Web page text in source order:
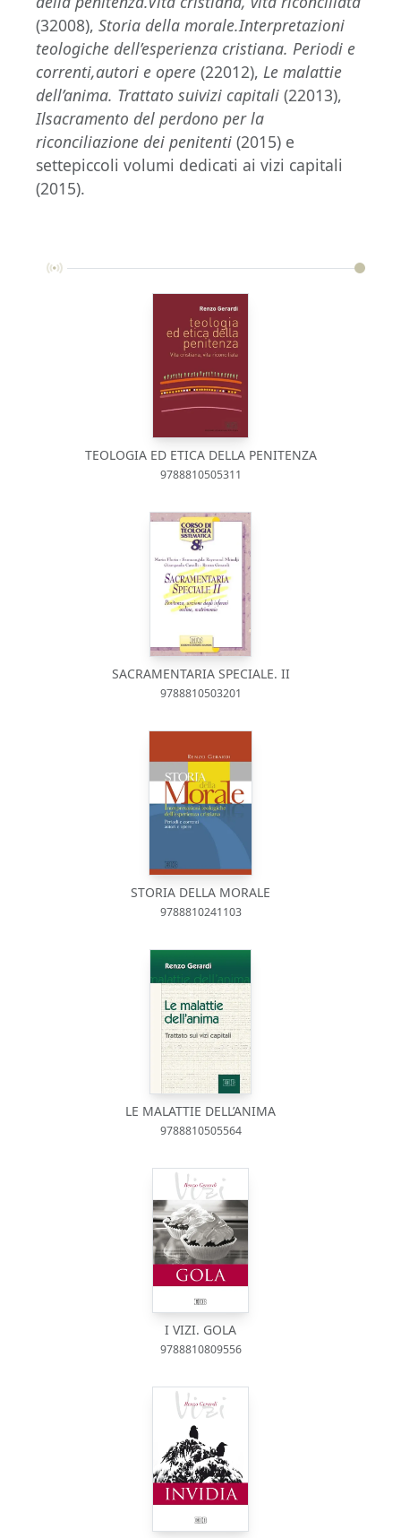
(32008), Storia della morale.Interpretazioni
teologiche dell’esperienza cristiana. Periodi e
correnti,autori e opere (22012), Le malattie
dell’anima. Trattato suivizi capitali (22013),
Ilsacramento del perdono per la
riconciliazione dei penitenti (2015) e
settepiccoli volumi dedicati ai vizi capitali
(2015).
TEOLOGIA ED ETICA DELLA PENITENZA
9788810505311
SACRAMENTARIA SPECIALE. II
9788810503201
STORIA DELLA MORALE
9788810241103
LE MALATTIE DELL’ANIMA
9788810505564
I VIZI. GOLA
9788810809556